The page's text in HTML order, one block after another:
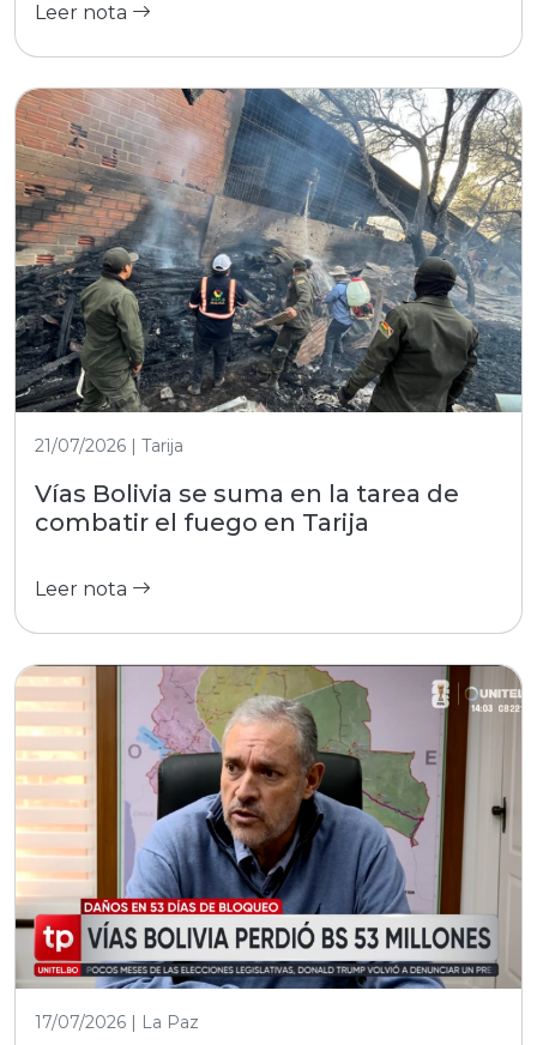
Leer nota
21/07/2026 | Tarija
Vías Bolivia se suma en la tarea de
combatir el fuego en Tarija
Leer nota
17/07/2026 | La Paz